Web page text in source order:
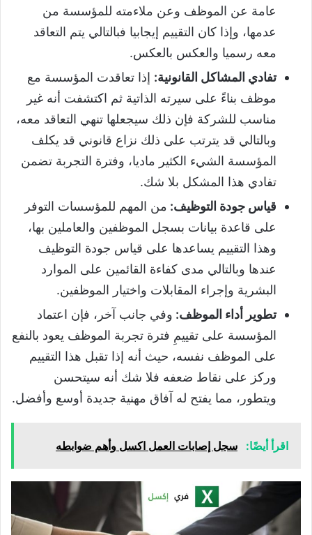
عامة عن الموظف وعن ملاءمته للمؤسسة من
عدمها، وإذا كان التقييم إيجابيا فبالتالي يتم التعاقد
معه رسميا والعكس بالعكس.
تفادي المشاكل القانونية: إذا تعاقدت المؤسسة مع
موظف بناءً على سيرته الذاتية ثم اكتشفت أنه غير
مناسب للشركة فإن ذلك سيجعلها تنهي التعاقد معه،
وبالتالي قد يترتب على ذلك نزاع قانوني قد يكلف
المؤسسة الشيء الكثير ماديا، وفترة التجربة تضمن
تفادي هذا المشكل بلا شك.
قياس جودة التوظيف: من المهم للمؤسسات التوفر
على قاعدة بيانات بسجل الموظفين والعاملين بها،
وهذا التقييم يساعدها على قياس جودة التوظيف
عندها وبالتالي مدى كفاءة القائمين على الموارد
البشرية وإجراء المقابلات واختيار الموظفين.
تطوير أداء الموظف: وفي جانب آخر، فإن اعتماد
المؤسسة على تقييمِ فترة تجربة الموظف يعود بالنفع
على الموظف نفسه، حيث أنه إذا تقبل هذا التقييم
وركز على نقاط ضعفه فلا شك أنه سيتحسن
ويتطور، مما يفتح له آفاق مهنية جديدة أوسع وأفضل.
اقرأ أيضًا: سجل إصابات العمل اكسل وأهم ضوابطه